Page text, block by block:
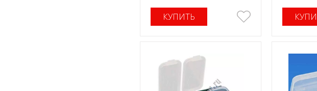
КУПИТЬ